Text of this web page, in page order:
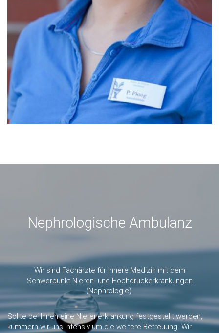
Nephrologische Ambulanz
Wir sind Fachärzte für Innere Medizin mit dem
Schwerpunkt Nieren- und Hochdruckerkrankungen
(Nephrologie).
Sollte bei Ihnen eine Nierenerkrankung festgestellt werden,
kümmern wir uns intensiv um die weitere Betreuung. Wir